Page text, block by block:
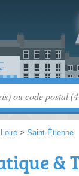
Loire > Saint-Étienne
&